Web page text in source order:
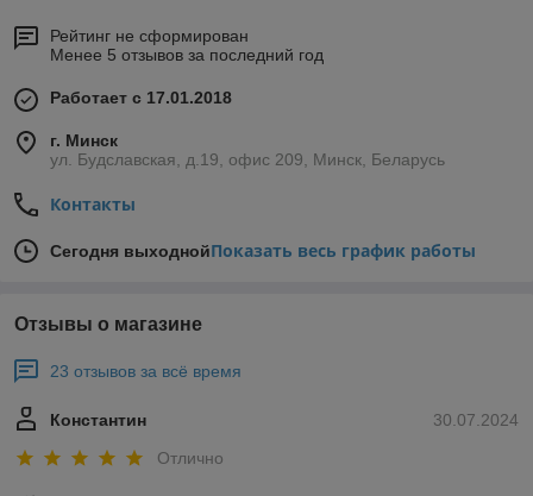
Рейтинг не сформирован
Менее 5 отзывов за последний год
Работает с 17.01.2018
г. Минск
ул. Будславская, д.19, офис 209, Минск, Беларусь
Контакты
Сегодня выходнойПоказать весь график работы
Отзывы о магазине
23 отзывов за всё время
30.07.2024
Константин
Отлично